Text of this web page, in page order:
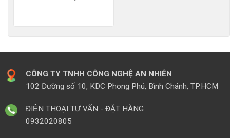
CÔNG TY TNHH CÔNG NGHỆ AN NHIÊN
102 Đường số 10, KDC Phong Phú, Bình Chánh, TP.HCM
ĐIỆN THOẠI TƯ VẤN - ĐẶT HÀNG
0932020805